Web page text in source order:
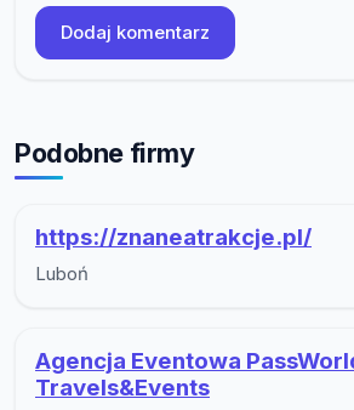
Dodaj komentarz
Podobne firmy
https://znaneatrakcje.pl/
Luboń
Agencja Eventowa
Travels&Events